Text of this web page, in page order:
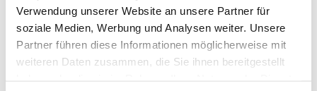
Verwendung unserer Website an unsere Partner für
soziale Medien, Werbung und Analysen weiter. Unsere
Partner führen diese Informationen möglicherweise mit
weiteren Daten zusammen, die Sie ihnen bereitgestellt